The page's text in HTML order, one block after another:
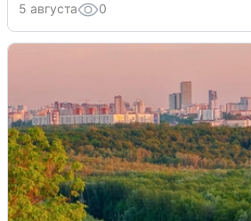
5 августа 0